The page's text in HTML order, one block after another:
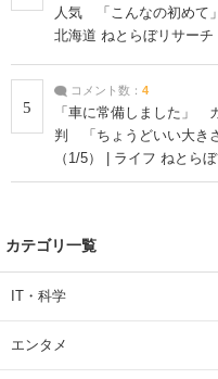
人気 「こんなの初めて
北海道 ねとらぼリサーチ
5
コメント数： 4
「車に常備しました」
判 「ちょうどいい大き
（1/5） | ライフ ねとら
カテゴリ一覧
IT・科学
エンタメ